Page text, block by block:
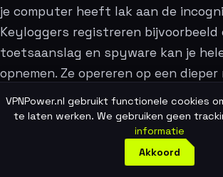
je computer heeft lak aan de
Keyloggers registreren bijvoorbeeld
toetsaanslag en spyware kan je
opnemen. Ze opereren op een
besturingssysteem. Zorg dus altijd
virusscanner en wees kritisch op de
installeert. Een gehackt apparaat is
incognito of niet. Lees hierhoe kom
VPNPower.nl gebruikt functionele cookies
te laten werken. We gebruiken geen
informatie
Akkoord